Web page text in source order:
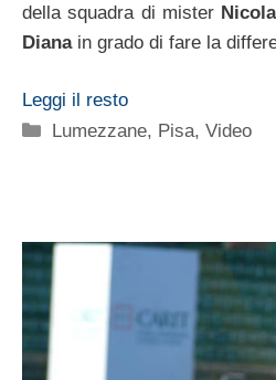
della squadra di mister Nicola
Dianain grado di fare la
Leggi il resto
Categorie
Lumezzane, Pisa,Video